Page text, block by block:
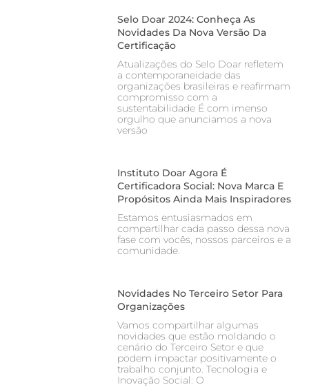
Selo Doar 2024: Conheça As
Novidades Da Nova Versão Da
Certificação
Atualizações do Selo Doar refletem
a contemporaneidade das
organizações brasileiras e reafirmam
compromisso com a
sustentabilidade É com imenso
orgulho que anunciamos a nova
versão
Instituto Doar Agora É
Certificadora Social: Nova Marca E
Propósitos Ainda Mais Inspiradores
Estamos entusiasmados em
compartilhar cada passo dessa nova
fase com vocês, nossos parceiros e a
comunidade.
Novidades No Terceiro Setor Para
Organizações
Vamos compartilhar algumas
novidades que estão moldando o
cenário do Terceiro Setor e que
podem impactar positivamente o
trabalho conjunto. Tecnologia e
Inovação Social: O